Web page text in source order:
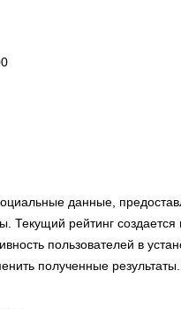
данные,
Текущий рейтинг
пользователей в
полученные результаты.